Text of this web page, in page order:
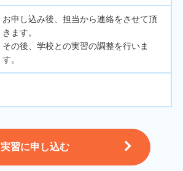
お申し込み後、担当から連絡をさせて頂
きます。
その後、学校との実習の調整を行いま
す。
実習に申し込む